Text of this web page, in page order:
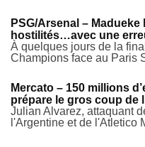
PSG/Arsenal – Madueke
hostilités…avec une
À quelques jours de la
Champions face au Paris
Mercato – 150 millions
prépare le gros coup de
Julian Alvarez, attaquant
l'Argentine et de l'Atletico